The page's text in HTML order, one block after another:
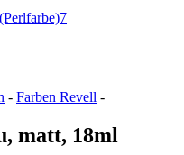
7
- Farben Revell -
matt, 18ml